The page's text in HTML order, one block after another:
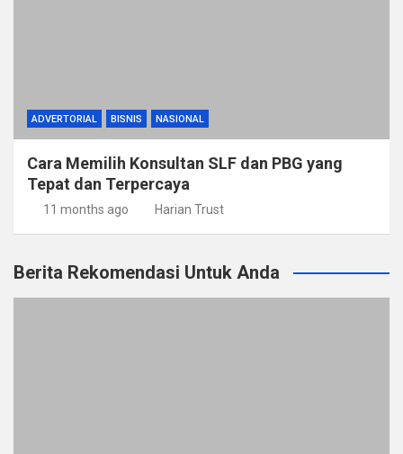
ADVERTORIAL BISNIS NASIONAL
Cara Memilih Konsultan SLF dan PBG yang
Tepat dan Terpercaya
11 months ago Harian Trust
Berita Rekomendasi Untuk Anda